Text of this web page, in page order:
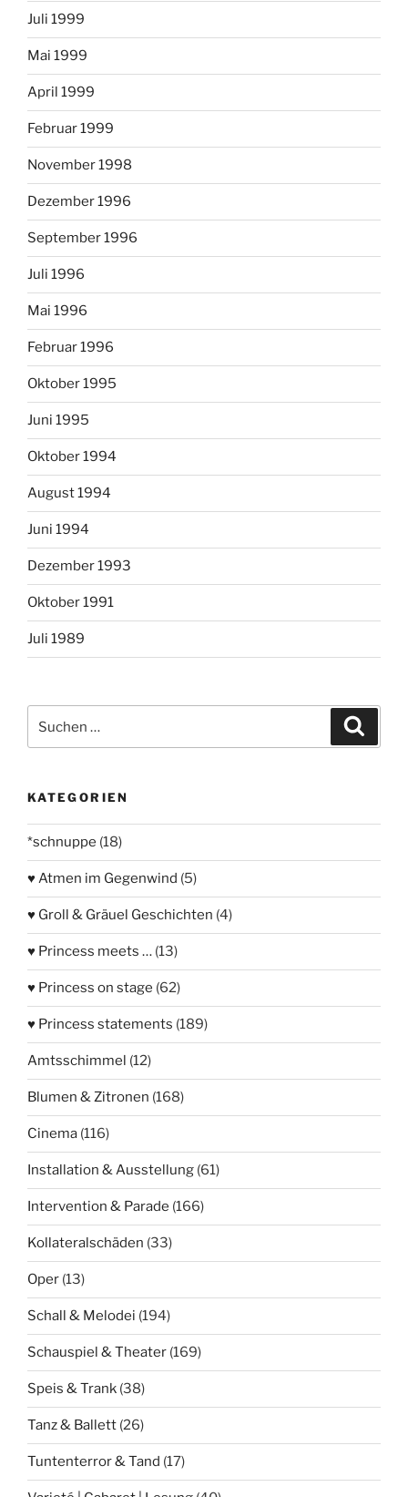
Juli 1999
Mai 1999
April 1999
Februar 1999
November 1998
Dezember 1996
September 1996
Juli 1996
Mai 1996
Februar 1996
Oktober 1995
Juni 1995
Oktober 1994
August 1994
Juni 1994
Dezember 1993
Oktober 1991
Juli 1989
nach:
KATEGORIEN
*schnuppe (18)
♥ Atmen im Gegenwind (5)
♥ Groll & Gräuel Geschichten (4)
♥ Princess meets … (13)
♥ Princess on stage (62)
♥ Princess statements (189)
Amtsschimmel (12)
Blumen & Zitronen (168)
Cinema (116)
Installation & Ausstellung (61)
Intervention & Parade (166)
Kollateralschäden (33)
Oper (13)
Schall & Melodei (194)
Schauspiel & Theater (169)
Speis & Trank (38)
Tanz & Ballett (26)
Tuntenterror & Tand (17)